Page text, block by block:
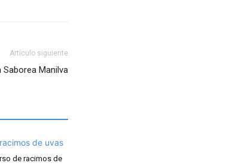
Artículo siguiente
Saborea Manilva
de racimos de